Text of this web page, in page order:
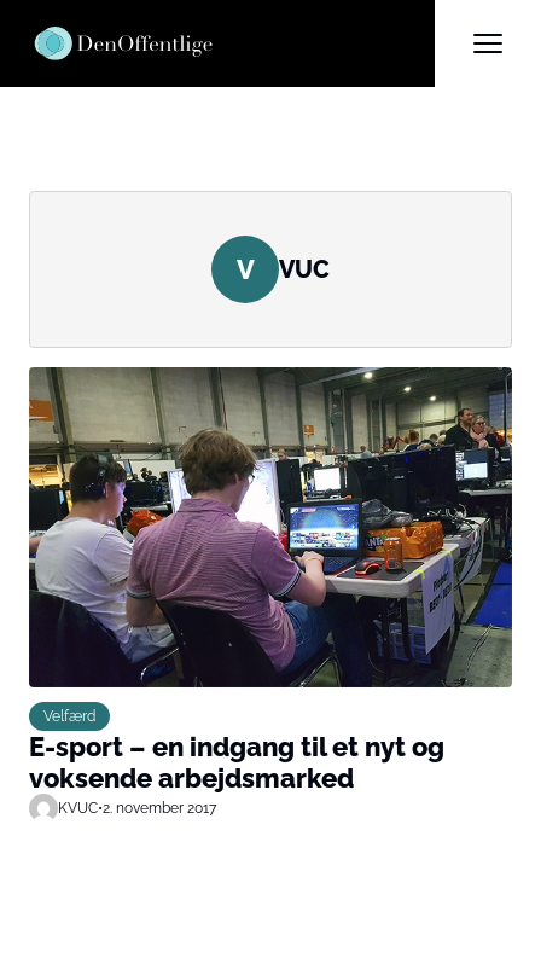
V VUC
Velfærd
E-sport – en indgang til et nyt og
voksende arbejdsmarked
KVUC•2. november 2017